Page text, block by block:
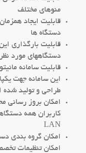
منوهای مختلف
قابلیت ایجاد
دستگاه ها
قابلیت بارگذاری
دستگاههای مورد
قابلیت سامانه
این سامانه جهت
طراحی و تولید
امکان بروز رسانی
کاربران همه
LAN
امکان گروه بندی
امکان تنظیمات